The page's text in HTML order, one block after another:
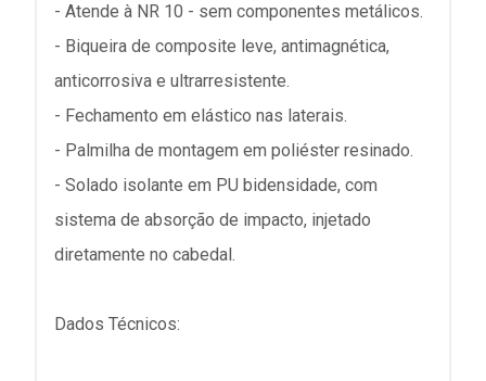
- Atende à NR 10 - sem componentes metálicos.
- Biqueira de composite leve, antimagnética,
anticorrosiva e ultrarresistente.
- Fechamento em elástico nas laterais.
- Palmilha de montagem em poliéster resinado.
- Solado isolante em PU bidensidade, com
sistema de absorção de impacto, injetado
diretamente no cabedal.
Dados Técnicos: